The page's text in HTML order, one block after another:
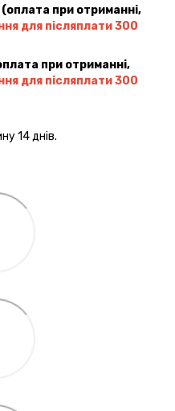
при отриманні,
для післяплати 300
при отриманні,
для післяплати 300
14 днів.